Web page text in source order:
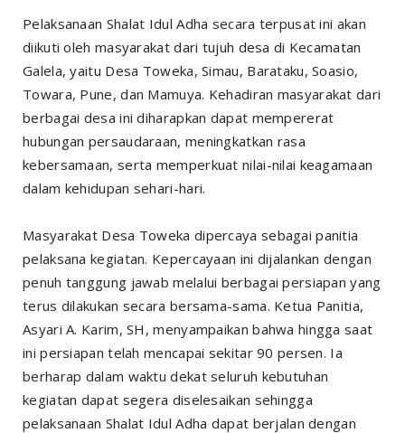
Pelaksanaan Shalat Idul Adha secara terpusat ini akan
diikuti oleh masyarakat dari tujuh desa di Kecamatan
Galela, yaitu Desa Toweka, Simau, Barataku, Soasio,
Towara, Pune, dan Mamuya. Kehadiran masyarakat dari
berbagai desa ini diharapkan dapat mempererat
hubungan persaudaraan, meningkatkan rasa
kebersamaan, serta memperkuat nilai-nilai keagamaan
dalam kehidupan sehari-hari.
Masyarakat Desa Toweka dipercaya sebagai panitia
pelaksana kegiatan. Kepercayaan ini dijalankan dengan
penuh tanggung jawab melalui berbagai persiapan yang
terus dilakukan secara bersama-sama. Ketua Panitia,
Asyari A. Karim, SH, menyampaikan bahwa hingga saat
ini persiapan telah mencapai sekitar 90 persen. Ia
berharap dalam waktu dekat seluruh kebutuhan
kegiatan dapat segera diselesaikan sehingga
pelaksanaan Shalat Idul Adha dapat berjalan dengan